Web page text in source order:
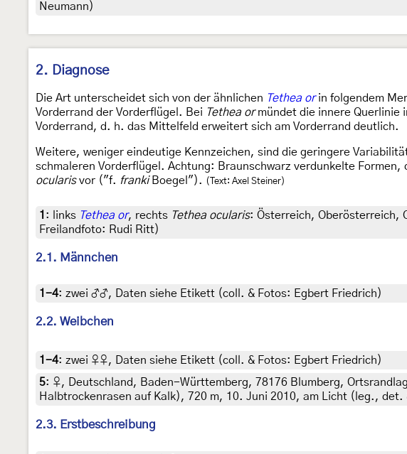
Neumann)
2. Diagnose
Die Art unterscheidet sich von der ähnlichen Tethea orin folgendem
Vorderrand der Vorderflügel. Bei Tethea ormündet die innere Querlinie
Vorderrand, d. h. das Mittelfeld erweitert sich am Vorderrand deutlich.
Weitere, weniger eindeutige Kennzeichen, sind die geringere
schmaleren Vorderflügel. Achtung: Braunschwarz verdunkelte Formen,
ocularisvor ("f. frankiBoegel"). (Text: Axel Steiner)
1 : links Tethea or, rechts Tethea ocularis: Österreich, Oberösterreich,
Freilandfoto: Rudi Ritt)
2.1. Männchen
1-4: zwei ♂♂, Daten siehe Etikett (coll. & Fotos: Egbert Friedrich)
2.2. Weibchen
1-4: zwei ♀♀, Daten siehe Etikett (coll. & Fotos: Egbert Friedrich)
5: ♀, Deutschland, Baden-Württemberg, 78176 Blumberg,
Halbtrockenrasen auf Kalk), 720 m, 10. Juni 2010, am Licht (leg.,
2.3. Erstbeschreibung